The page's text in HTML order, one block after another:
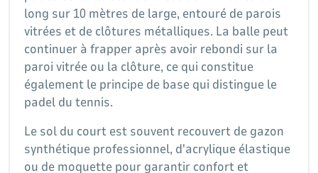
long sur 10 mètres de large, entouré de parois
vitrées et de clôtures métalliques. La balle peut
continuer à frapper après avoir rebondi sur la
paroi vitrée ou la clôture, ce qui constitue
également le principe de base qui distingue le
padel du tennis.
Le sol du court est souvent recouvert de gazon
synthétique professionnel, d'acrylique élastique
ou de moquette pour garantir confort et